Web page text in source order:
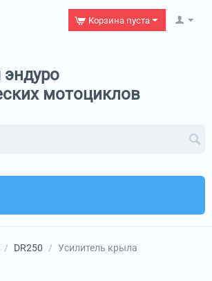
Корзина пуста
мотоциклов
/ DR250 / Усилитель крыла